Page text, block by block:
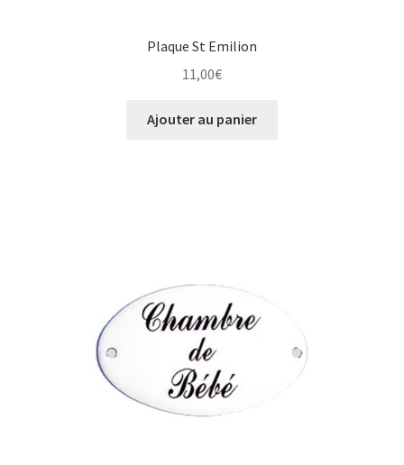
Plaque St Emilion
11,00€
Ajouter au panier